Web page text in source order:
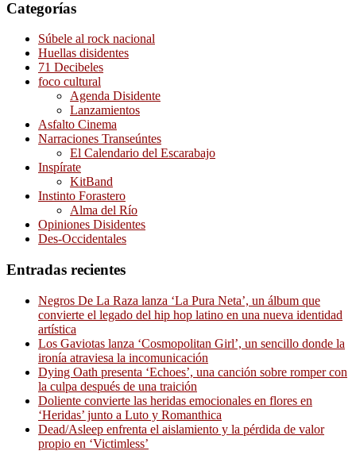
Categorías
Súbele al rock nacional
Huellas disidentes
71 Decibeles
foco cultural
Agenda Disidente
Lanzamientos
Asfalto Cinema
Narraciones Transeúntes
El Calendario del Escarabajo
Inspírate
KitBand
Instinto Forastero
Alma del Río
Opiniones Disidentes
Des-Occidentales
Entradas recientes
Negros De La Raza lanza ‘La Pura Neta’, un álbum que
convierte el legado del hip hop latino en una nueva identidad
artística
Los Gaviotas lanza ‘Cosmopolitan Girl’, un sencillo donde la
ironía atraviesa la incomunicación
Dying Oath presenta ‘Echoes’, una canción sobre romper con
la culpa después de una traición
Doliente convierte las heridas emocionales en flores en
‘Heridas’ junto a Luto y Romanthica
Dead/Asleep enfrenta el aislamiento y la pérdida de valor
propio en ‘Victimless’